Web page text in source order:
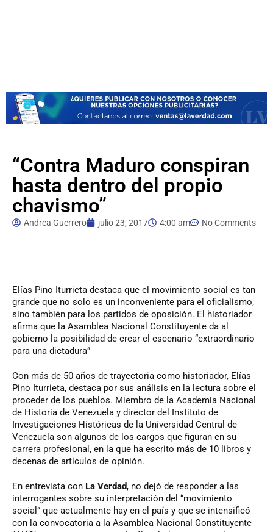
“Contra Maduro conspiran
hasta dentro del propio
chavismo”
Andrea Guerrero julio 23, 2017 4:00 am No Comments
Elías Pino Iturrieta destaca que el movimiento social es tan
grande que no solo es un inconveniente para el oficialismo,
sino también para los partidos de oposición. El historiador
afirma que la Asamblea Nacional Constituyente da al
gobierno la posibilidad de crear el escenario “extraordinario
para una dictadura”
Con más de 50 años de trayectoria como historiador, Elías
Pino Iturrieta, destaca por sus análisis en la lectura sobre el
proceder de los pueblos. Miembro de la Academia Nacional
de Historia de Venezuela y director del Instituto de
Investigaciones Históricas de la Universidad Central de
Venezuela son algunos de los cargos que figuran en su
carrera profesional, en la que ha escrito más de 10 libros y
decenas de artículos de opinión.
En entrevista con La Verdad, no dejó de responder a las
interrogantes sobre su interpretación del “movimiento
social” que actualmente hay en el país y que se intensificó
con la convocatoria a la Asamblea Nacional Constituyente